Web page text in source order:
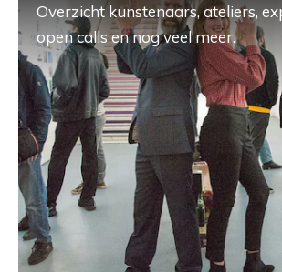
Overzicht kunstenaars, ateliers,
open calls en nog veel meer.